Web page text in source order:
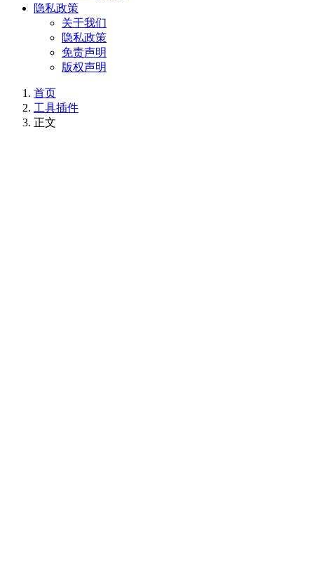
隐私政策
关于我们
隐私政策
免责声明
版权声明
首页
工具插件
正文